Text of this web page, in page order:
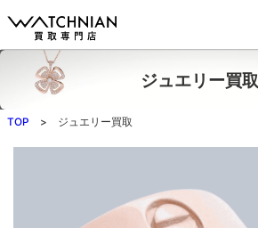
ウォッチニアン買取専門店とは？
ブランドから探す
ジュエリー買取
TOP ジュエリー買取